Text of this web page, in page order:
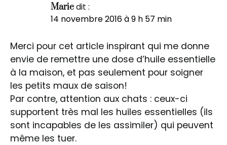
Mariedit :
14 novembre 2016 à 9 h 57 min
Merci pour cet article inspirant qui me donne
envie de remettre une dose d’huile essentielle
à la maison, et pas seulement pour soigner
les petits maux de saison!
Par contre, attention aux chats : ceux-ci
supportent très mal les huiles essentielles (ils
sont incapables de les assimiler) qui peuvent
même les tuer.